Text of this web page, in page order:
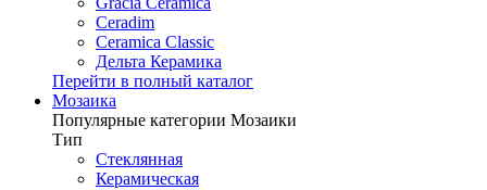
Ceradim
Ceramica Classic
Дельта Керамика
Перейти в полный каталог
Мозаика
Популярные категории Мозаики
Тип
Стеклянная
Керамическая